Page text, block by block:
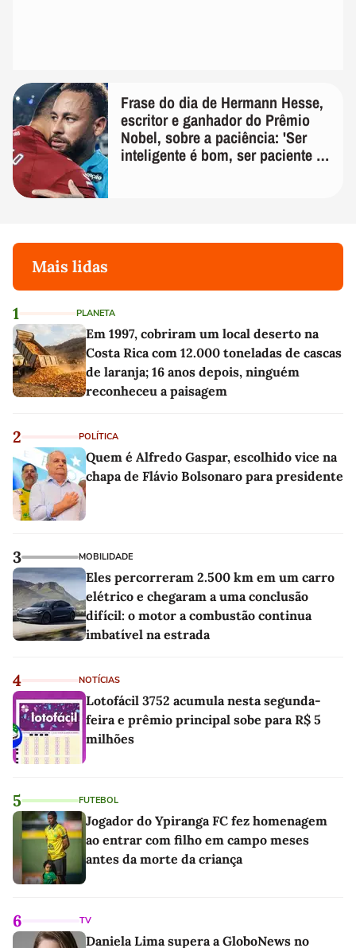
Frase do dia de Hermann Hesse,
escritor e ganhador do Prêmio
Nobel, sobre a paciência: 'Ser
inteligente é bom, ser paciente é
Mais lidas
1 PLANETA
Em 1997, cobriram um local deserto na
Costa Rica com 12.000 toneladas de cascas
de laranja; 16 anos depois, ninguém
reconheceu a paisagem
2 POLÍTICA
Quem é Alfredo Gaspar, escolhido vice na
chapa de Flávio Bolsonaro para presidente
3 MOBILIDADE
Eles percorreram 2.500 km em um carro
elétrico e chegaram a uma conclusão
difícil: o motor a combustão continua
imbatível na estrada
4 NOTÍCIAS
Lotofácil 3752 acumula nesta segunda-
feira e prêmio principal sobe para R$ 5
milhões
5 FUTEBOL
Jogador do Ypiranga FC fez homenagem
ao entrar com filho em campo meses
antes da morte da criança
6 TV
Daniela Lima supera a GloboNews no